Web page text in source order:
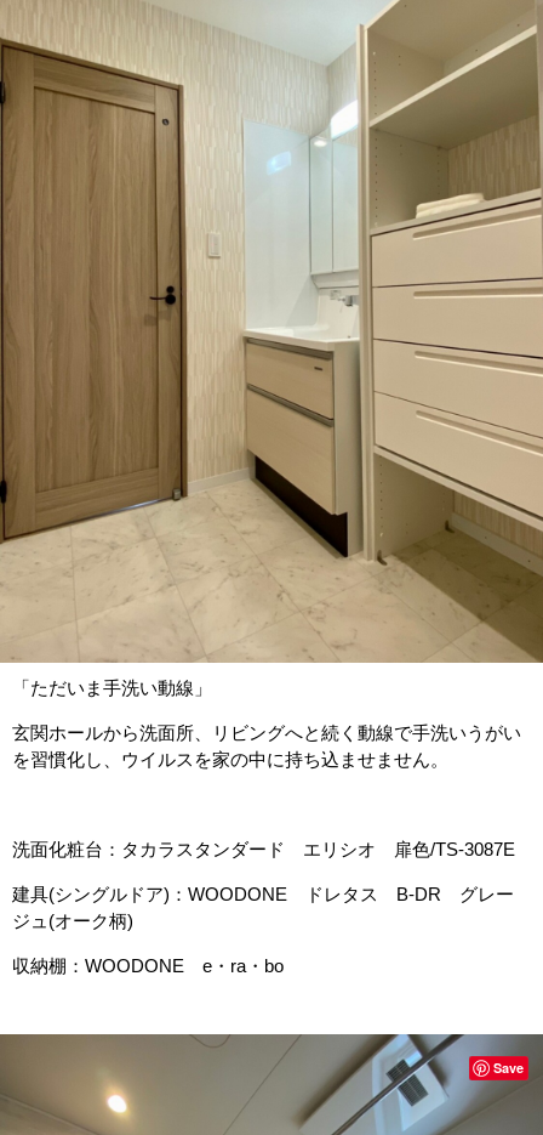
「ただいま手洗い動線」
玄関ホールから洗面所、リビングへと続く動線で手洗いうがい
を習慣化し、ウイルスを家の中に持ち込ませません。
洗面化粧台：タカラスタンダード エリシオ 扉色/TS-3087E
建具(シングルドア)：WOODONE ドレタス B-DR グレー
ジュ(オーク柄)
収納棚：WOODONE e・ra・bo
Save